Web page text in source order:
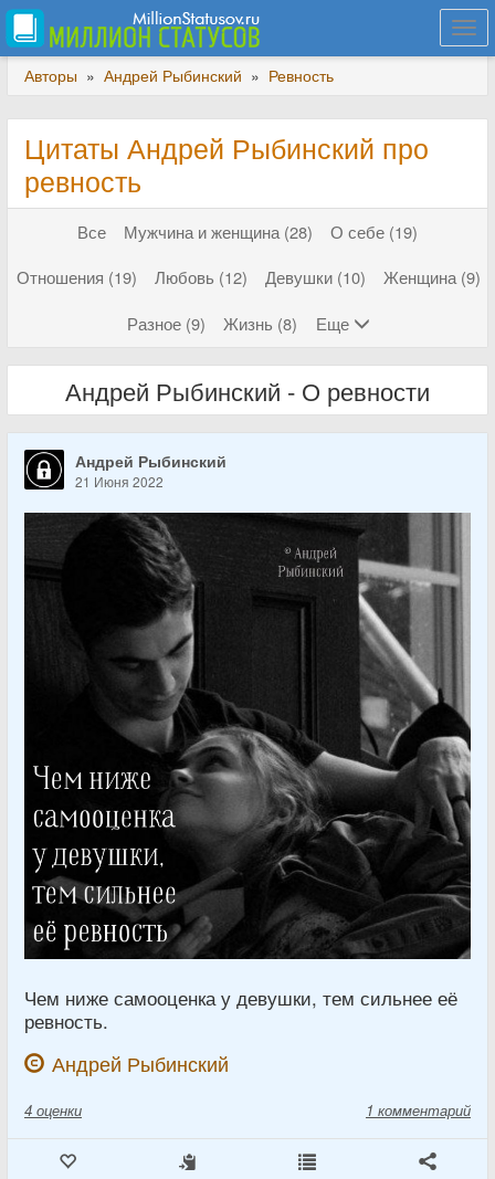
Авторы » Андрей Рыбинский » Ревность
Цитаты Андрей Рыбинский про
ревность
Все Мужчина и женщина (28)
О себе (19)
Отношения (19)
Любовь (12) Девушки (10)
Женщина (9)
Разное (9)
Жизнь (8) Еще
Андрей Рыбинский - О ревности
Андрей Рыбинский
21 Июня 2022
Чем ниже самооценка у девушки, тем сильнее её
ревность.
Андрей Рыбинский
4 оценки 1 комментарий